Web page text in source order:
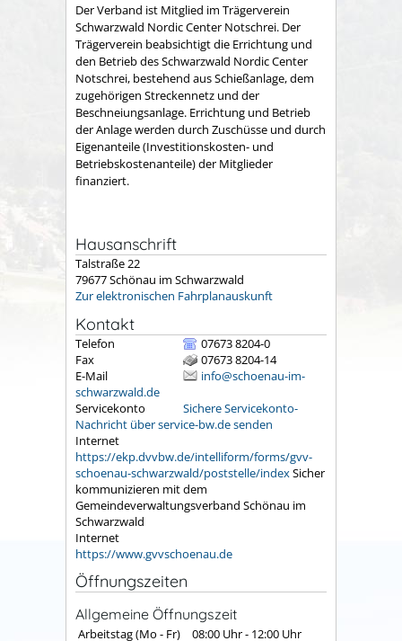
Der Verband ist Mitglied im Trägerverein
Schwarzwald Nordic Center Notschrei. Der
Trägerverein beabsichtigt die Errichtung und
den Betrieb des Schwarzwald Nordic Center
Notschrei, bestehend aus Schießanlage, dem
zugehörigen Streckennetz und der
Beschneiungsanlage. Errichtung und Betrieb
der Anlage werden durch Zuschüsse und durch
Eigenanteile (Investitionskosten- und
Betriebskostenanteile) der Mitglieder
finanziert.
Hausanschrift
Talstraße 22
79677Schönau im Schwarzwald
Zur elektronischen Fahrplanauskunft
Kontakt
Telefon
07673 8204-0
Fax
07673 8204-14
E-Mail
info@schoenau-im-
schwarzwald.de
Servicekonto
Sichere Servicekonto-
Nachricht über service-bw.de senden
Internet
https://ekp.dvvbw.de/intelliform/forms/gvv-
schoenau-schwarzwald/poststelle/indexSicher
kommunizieren mit dem
Gemeindeverwaltungsverband Schönau im
Schwarzwald
Internet
https://www.gvvschoenau.de
Öffnungszeiten
Allgemeine Öffnungszeit
Arbeitstag (Mo - Fr) 08:00 Uhr- 12:00 Uhr